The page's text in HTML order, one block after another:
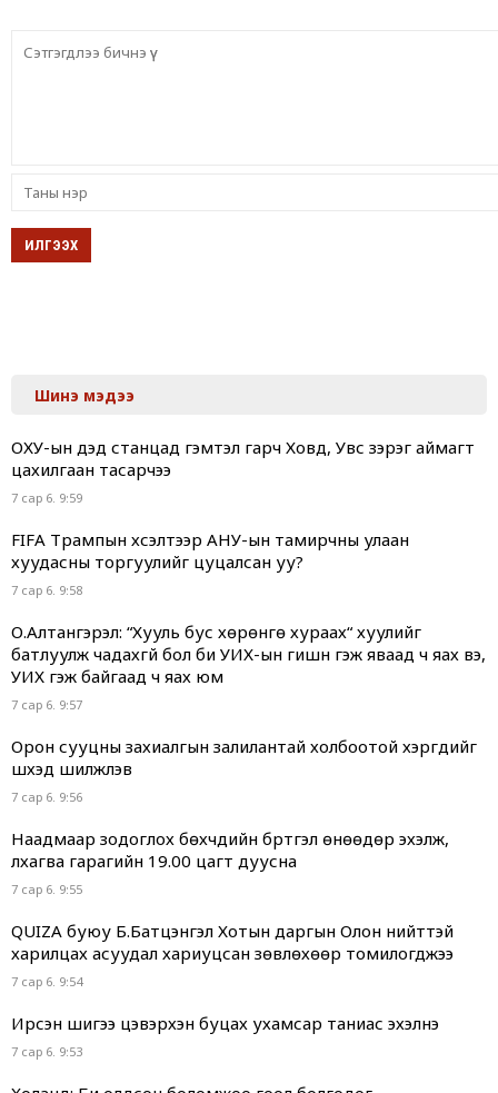
Шинэ мэдээ
ОХУ-ын дэд станцад гэмтэл гарч Ховд, Увс зэрэг аймагт
цахилгаан тасарчээ
7 сар 6. 9:59
FIFA Трампын хүсэлтээр АНУ-ын тамирчны улаан
хуудасны торгуулийг цуцалсан уу?
7 сар 6. 9:58
О.Алтангэрэл: “Хууль бус хөрөнгө хураах“ хуулийг
батлуулж чадахгүй бол би УИХ-ын гишүүн гэж яваад ч яах вэ,
УИХ гэж байгаад ч яах юм
7 сар 6. 9:57
Орон сууцны захиалгын залилантай холбоотой хэргүүдийг
шүүхэд шилжүүлэв
7 сар 6. 9:56
Наадмаар зодоглох бөхчүүдийн бүртгэл өнөөдөр эхэлж,
лхагва гарагийн 19.00 цагт дуусна
7 сар 6. 9:55
QUIZA буюу Б.Батцэнгэл Хотын даргын Олон нийттэй
харилцах асуудал хариуцсан зөвлөхөөр томилогджээ
7 сар 6. 9:54
Ирсэн шигээ цэвэрхэн буцах ухамсар таниас эхэлнэ
7 сар 6. 9:53